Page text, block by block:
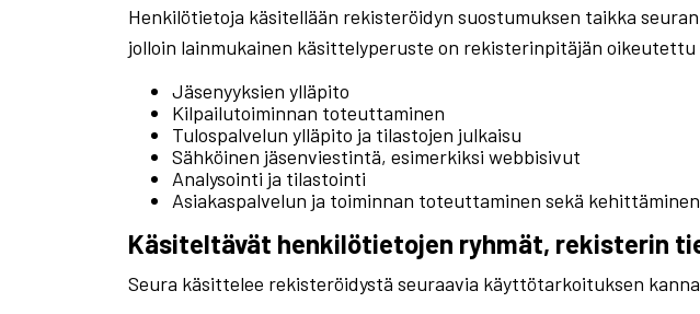
Henkilötietoja käsitellään rekisteröidyn suostumuksen taikka
jolloin lainmukainen käsittelyperuste on rekisterinpitäjän
Jäsenyyksien ylläpito
Kilpailutoiminnan toteuttaminen
Tulospalvelun ylläpito ja tilastojen julkaisu
Sähköinen jäsenviestintä, esimerkiksi webbisivut
Analysointi ja tilastointi
Asiakaspalvelun ja toiminnan toteuttaminen sekä kehittäminen
Käsiteltävät henkilötietojen ryhmät, rekisterin
Seura käsittelee rekisteröidystä seuraavia käyttötarkoituksen